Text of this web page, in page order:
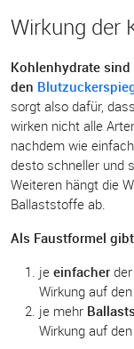
Wirkung der
Kohlenhydrate
den
sorgt also dafür,
wirken nicht alle
nachdem wie
desto schneller und
Weiteren hängt die
Ballaststoffe ab.
Als Faustformel
je einfacher
Wirkung auf
je mehr
Wirkung auf